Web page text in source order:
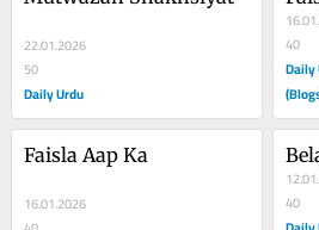
22.01.2026
50
Daily Urdu
40
Daily
Faisla Aap Ka
16.01.2026
40